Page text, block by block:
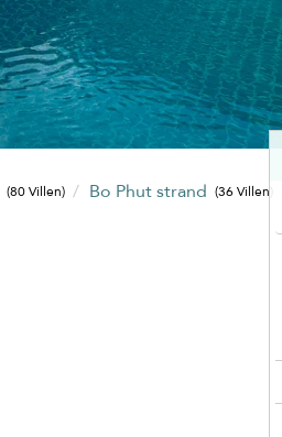
(80 Villen) Bo Phut strand (36 Villen)